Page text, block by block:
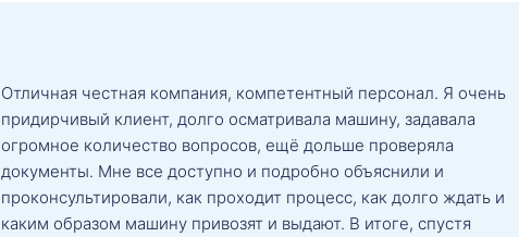
Отличная честная компания, компетентный персонал. Я очень
придирчивый клиент, долго осматривала машину, задавала
огромное количество вопросов, ещё дольше проверяла
документы. Мне все доступно и подробно объяснили и
проконсультировали, как проходит процесс, как долго ждать и
каким образом машину привозят и выдают. В итоге, спустя